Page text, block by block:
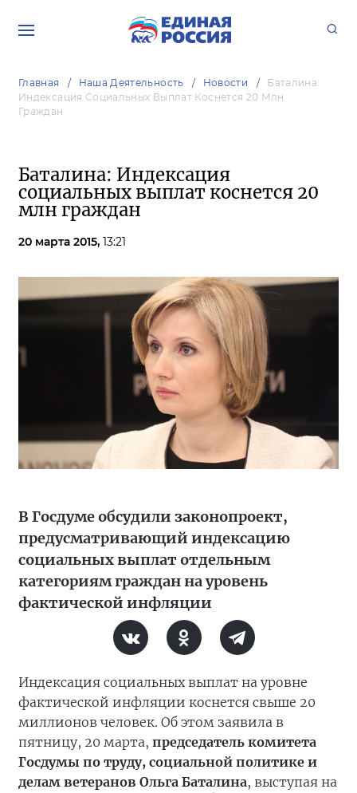
Главная Наша Деятельность Новости
Баталина:
Индексация Социальных Выплат Коснется 20 Млн
Граждан
Баталина: Индексация
социальных выплат коснется 20
млн граждан
20 марта 2015, 13:21
В Госдуме обсудили законопроект,
предусматривающий индексацию
социальных выплат отдельным
категориям граждан на уровень
фактической инфляции
Индексация социальных выплат на уровне
фактической инфляции коснется свыше 20
миллионов человек. Об этом заявила в
пятницу, 20 марта, председатель комитета
Госдумы по труду, социальной политике и
делам ветеранов Ольга Баталина, выступая на